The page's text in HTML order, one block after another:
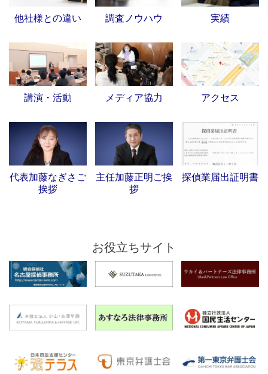
他社様との違い 調査ノウハウ 実績
講演・活動 メディア協力 アクセス
代表加藤なぎさご
挨拶
主任加藤正明ご挨
拶
探偵業届出証明書
お役立ちサイト